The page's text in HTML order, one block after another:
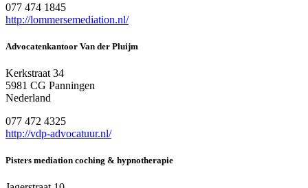
077 474 1845
http://lommersemediation.nl/
Advocatenkantoor Van der Pluijm
Kerkstraat 34
5981 CG Panningen
Nederland
077 472 4325
http://vdp-advocatuur.nl/
Pisters mediation coching & hypnotherapie